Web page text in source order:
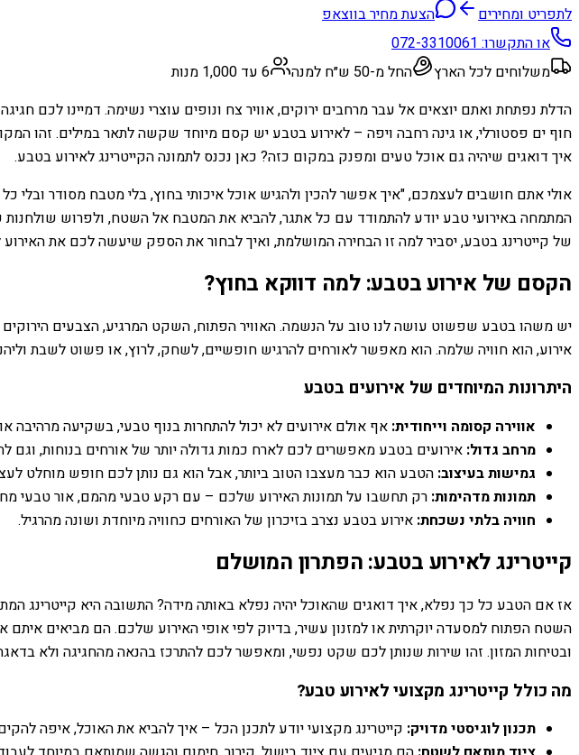
לתפריט ומחירים
הצעת מחיר בווצאפ
או התקשרו:072-3310061
משלוחים לכל הארץ
החל מ-50 ש״ח למנה
6 עד 1,000 מנות
הדלת נפתחת ואתם יוצאים אל עבר מרחבים ירוקים, אוויר צח ונופים עוצרי נשימה. דמיינו לכם
חוף ים פסטורלי, או גינה רחבה ויפה – לאירוע בטבע יש קסם מיוחד שקשה לתאר במילים. זהו
איך דואגים שיהיה גם אוכל טעים ומפנק במקום כזה? כאן נכנס לתמונה הקייטרינג לאירוע בטבע.
אולי אתם חושבים לעצמכם, "איך אפשר להכין ולהגיש אוכל איכותי בחוץ, בלי מטבח מסודר ובלי כל
המתמחה באירועי טבע יודע להתמודד עם כל אתגר, להביא את המטבח אל השטח, ולפרוש
של קייטרינג בטבע, יסביר למה זו הבחירה המושלמת, ואיך לבחור את הספק שיעשה לכם את
הקסם של אירוע בטבע: למה דווקא בחוץ?
יש משהו בטבע שפשוט עושה לנו טוב על הנשמה. האוויר הפתוח, השקט המרגיע, הצבעים
אירוע, הוא חוויה שלמה. הוא מאפשר לאורחים להרגיש חופשיים, לשחק, לרוץ, או פשוט לשבת
היתרונות המיוחדים של אירועים בטבע
אווירה קסומה וייחודית: אף אולם אירועים לא יכול להתחרות בנוף טבעי, בשקיעה מרהיבה
מרחב גדול: אירועים בטבע מאפשרים לכם לארח כמות גדולה יותר של אורחים בנוחות, וגם
גמישות בעיצוב: הטבע הוא כבר מעצבו הטוב ביותר, אבל הוא גם נותן לכם חופש מוחלט
תמונות מדהימות: רק תחשבו על תמונות האירוע שלכם – עם רקע טבעי מהמם, אור טבעי
חוויה בלתי נשכחת: אירוע בטבע נצרב בזיכרון של האורחים כחוויה מיוחדת ושונה מהרגיל.
קייטרינג לאירוע בטבע: הפתרון המושלם
אז אם הטבע כל כך נפלא, איך דואגים שהאוכל יהיה נפלא באותה מידה? התשובה היא קייטרינג
השטח הפתוח למסעדה יוקרתית או למזנון עשיר, בדיוק לפי אופי האירוע שלכם. הם מביאים
ובטיחות המזון. זהו שירות שנותן לכם שקט נפשי, ומאפשר לכם להתרכז בהנאה מהחגיגה ולא
מה כולל קייטרינג מקצועי לאירוע טבע?
תכנון לוגיסטי מדויק: קייטרינג מקצועי יודע לתכנן הכל – איך להביא את האוכל, איפה